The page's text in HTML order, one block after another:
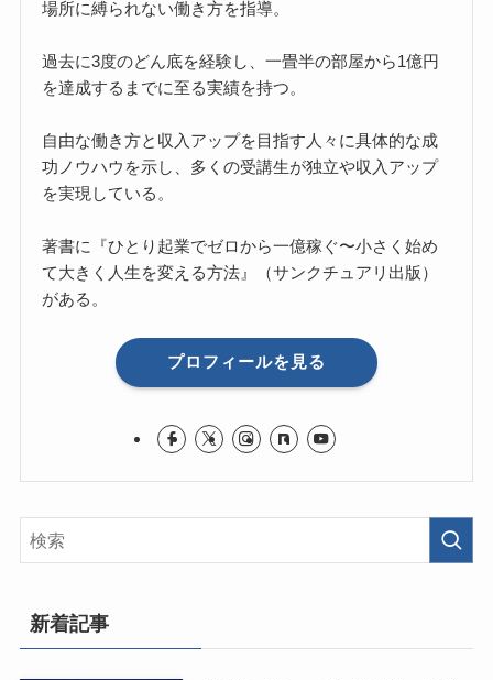
場所に縛られない働き方を指導。
過去に3度のどん底を経験し、一畳半の部屋から1億円
を達成するまでに至る実績を持つ。
自由な働き方と収入アップを目指す人々に具体的な成
功ノウハウを示し、多くの受講生が独立や収入アップ
を実現している。
著書に『ひとり起業でゼロから一億稼ぐ〜小さく始め
て大きく人生を変える方法』（サンクチュアリ出版）
がある。
プロフィールを見る
新着記事